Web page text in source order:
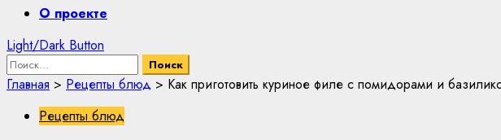
PrimaryО проекте
Light/Dark Button
Найти:
Главная > Рецепты блюд > Как приготовить куриное филе с помидорами и
Рецепты блюд